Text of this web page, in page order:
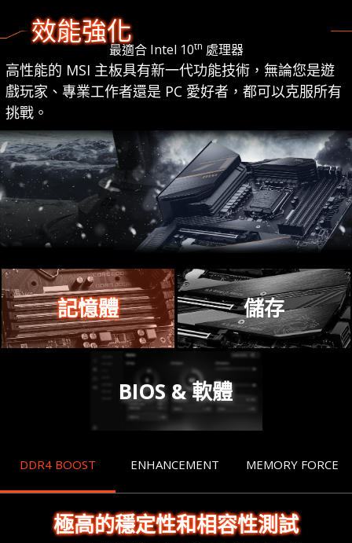
最適合 Intel 10th 處理器
效能強化
高性能的 MSI 主板具有新一代功能技術，無論您是遊
戲玩家、專業工作者還是 PC 愛好者，都可以克服所有
挑戰。
記憶體 儲存
BIOS & 軟體
DDR4 BOOST ENHANCEMENT MEMORY FORCE
極高的穩定性和相容性測試